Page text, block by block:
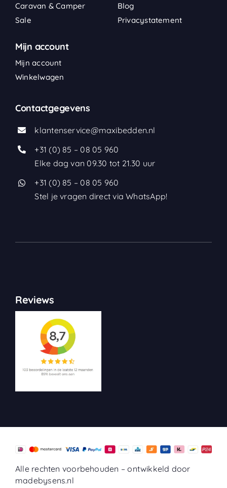
Caravan & Camper
Sale
Blog
Privacystatement
Mijn account
Mijn account
Winkelwagen
Contactgegevens
klantenservice@maxibedden.nl
+31 (0) 85 – 08 05 960
Elke dag van 09.30 tot 21.30 uur
+31 (0) 85 – 08 05 960
Stel je vragen direct via WhatsApp!
Reviews
Alle rechten voorbehouden –ontwikkeld door
madebysens.nl